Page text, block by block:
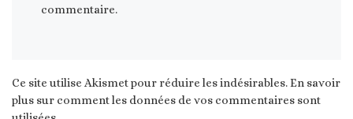
commentaire.
Ce site utilise Akismet pour réduire les indésirables.En savoir
plus sur comment les données de vos commentaires sont